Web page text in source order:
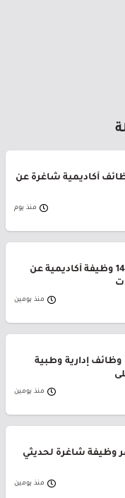
أكاديمية شاغرة عن
منذ يوم
جامعة القصيم تعلن طرح 147 وظيفة أكاديمية عن
منذ يومين
إدارية وطبية
منذ يومين
وظيفة شاغرة لحديثي
منذ يومين